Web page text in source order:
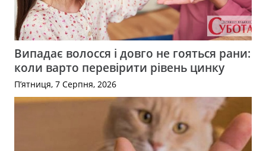
Випадає волосся і довго не гояться рани:
коли варто перевірити рівень цинку
П’ятниця, 7 Серпня, 2026